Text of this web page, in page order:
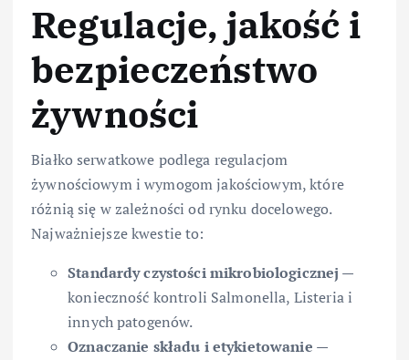
Regulacje, jakość i
bezpieczeństwo
żywności
Białko serwatkowe podlega regulacjom
żywnościowym i wymogom jakościowym, które
różnią się w zależności od rynku docelowego.
Najważniejsze kwestie to:
Standardy czystości mikrobiologicznej —
konieczność kontroli Salmonella, Listeria i
innych patogenów.
Oznaczanie składu i etykietowanie —